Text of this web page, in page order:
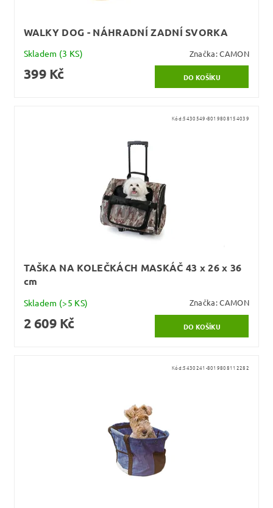
WALKY DOG - NÁHRADNÍ ZADNÍ SVORKA
Skladem (3 KS) Značka:CAMON
399 Kč
Kód:5430549-8019808154039
TAŠKA NA KOLEČKÁCH MASKÁČ 43 x 26 x 36
cm
Skladem (>5 KS) Značka:CAMON
2 609 Kč
Kód:5430241-8019808112282